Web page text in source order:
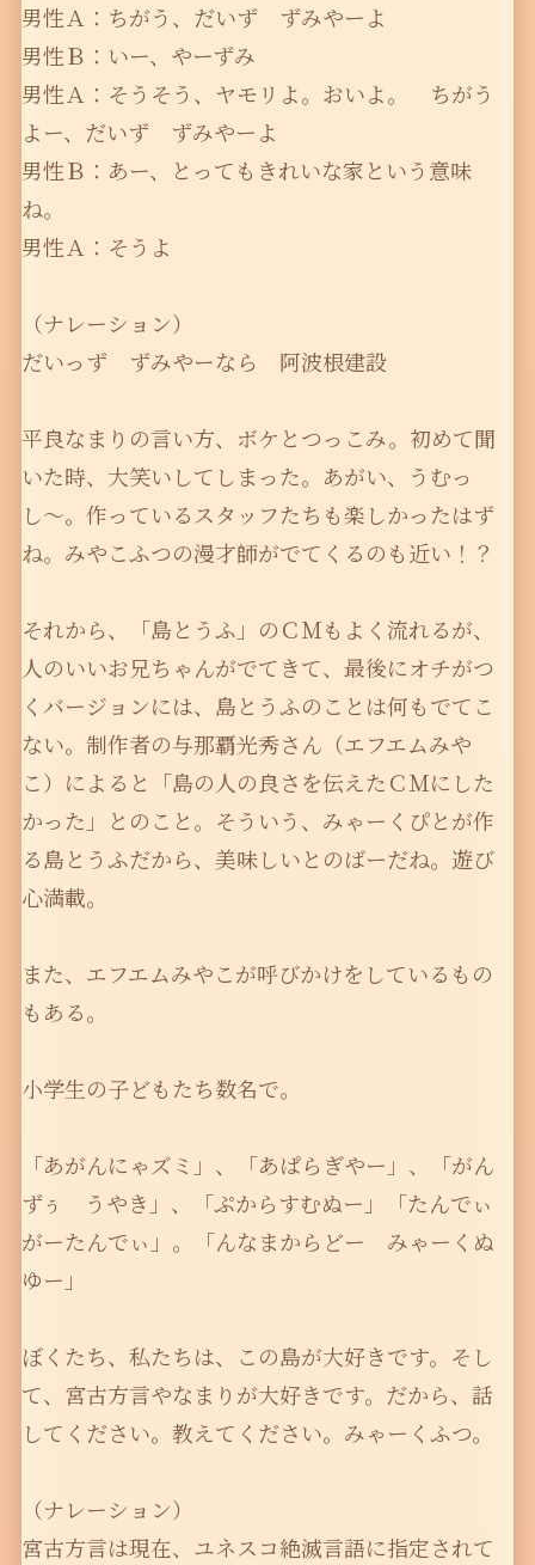
男性Ａ：ちがう、だいず ずみやーよ
男性Ｂ：いー、やーずみ
男性Ａ：そうそう、ヤモリよ。おいよ。 ちがう
よー、だいず ずみやーよ
男性Ｂ：あー、とってもきれいな家という意味
ね。
男性Ａ：そうよ
（ナレーション）
だいっず ずみやーなら 阿波根建設
平良なまりの言い方、ボケとつっこみ。初めて聞
いた時、大笑いしてしまった。あがい、うむっ
し〜。作っているスタッフたちも楽しかったはず
ね。みやこふつの漫才師がでてくるのも近い！？
それから、「島とうふ」のＣＭもよく流れるが、
人のいいお兄ちゃんがでてきて、最後にオチがつ
くバージョンには、島とうふのことは何もでてこ
ない。制作者の与那覇光秀さん（エフエムみや
こ）によると「島の人の良さを伝えたＣＭにした
かった」とのこと。そういう、みゃーくぴとが作
る島とうふだから、美味しいとのばーだね。遊び
心満載。
また、エフエムみやこが呼びかけをしているもの
もある。
小学生の子どもたち数名で。
「あがんにゃズミ」、「あぱらぎやー」、「がん
ずぅ うやき」、「ぷからすむぬー」「たんでぃ
がーたんでぃ」。「んなまからどー みゃーくぬ
ゆー」
ぼくたち、私たちは、この島が大好きです。そし
て、宮古方言やなまりが大好きです。だから、話
してください。教えてください。みゃーくふつ。
（ナレーション）
宮古方言は現在、ユネスコ絶滅言語に指定されて